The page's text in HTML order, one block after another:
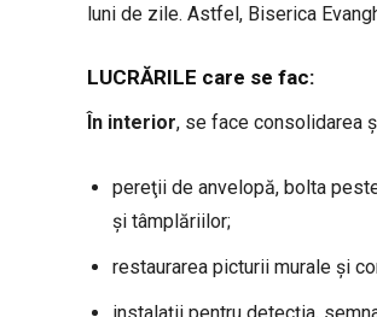
luni de zile. Astfel, Biserica
LUCRĂRILE care se fac:
În interior, se face consolidarea
pereţii de anvelopă, bolta
şi tâmplăriilor;
restaurarea picturii murale şi
instalaţii pentru detecţia,